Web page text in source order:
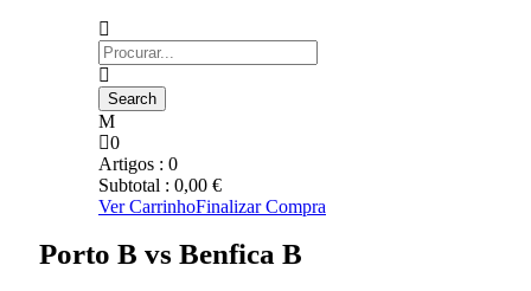
0
Artigos : 0
Subtotal : 0,00 €
Ver CarrinhoFinalizar Compra
Porto B vs Benfica B